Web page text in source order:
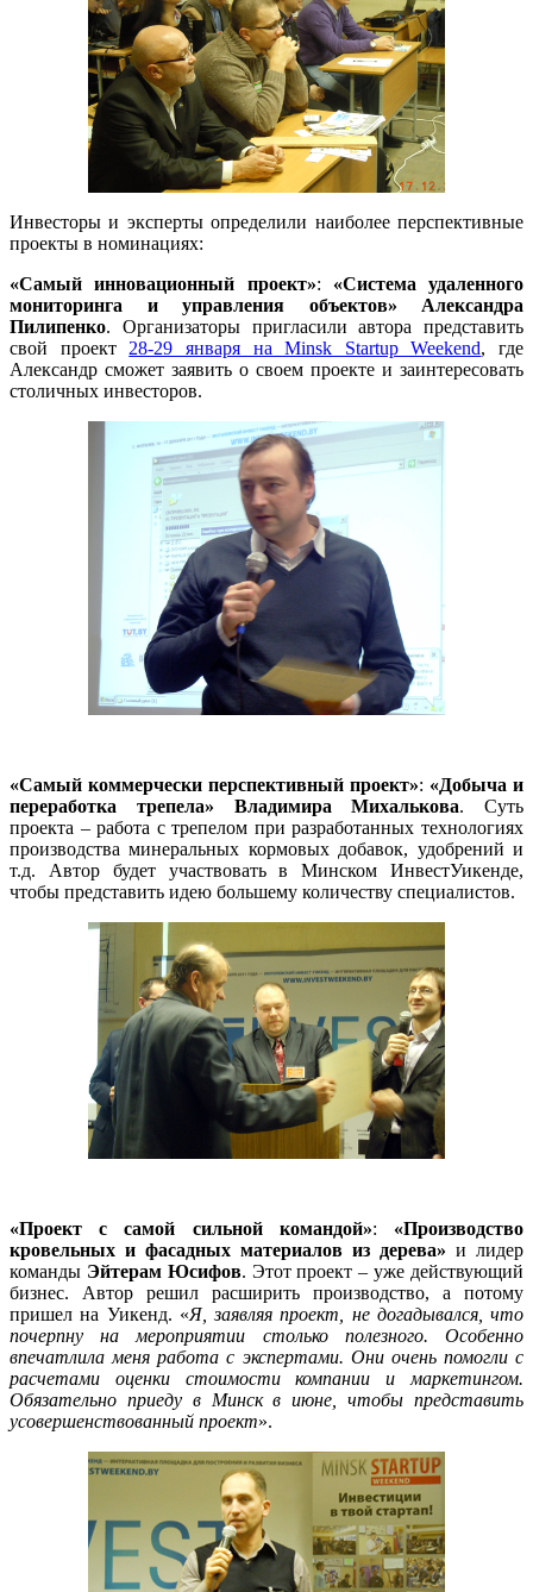
Инвесторы и эксперты определили наиболее перспективные
проекты в номинациях:
«Самый инновационный проект»: «Система удаленного
мониторинга и управления объектов» Александра
Пилипенко. Организаторы пригласили автора представить
свой проект28-29 января на Minsk Startup Weekend, где
Александр сможет заявить о своем проекте и заинтересовать
столичных инвесторов.
«Самый коммерчески перспективный проект»: «Добыча и
переработка трепела»
Владимира Михалькова. Суть
проекта – работа с трепелом при разработанных технологиях
производства минеральных кормовых добавок, удобрений и
т.д. Автор будет участвовать в Минском ИнвестУикенде,
чтобы представить идею большему количеству специалистов.
«Проект с самой сильной командой»: «Производство
кровельных и фасадных материалов из дерева» и лидер
команды Эйтерам Юсифов. Этот проект – уже действующий
бизнес. Автор решил расширить производство, а потому
пришел на Уикенд. «Я, заявляя проект, не догадывался, что
почерпну на мероприятии столько полезного. Особенно
впечатлила меня работа с экспертами. Они очень помогли с
расчетами оценки стоимости компании и маркетингом.
Обязательно приеду в Минск в июне, чтобы представить
усовершенствованный проект».